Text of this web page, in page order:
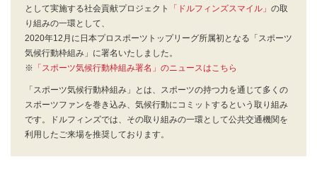
として実施する社会貢献プロジェクト
「ドルフィンズスマイル」 の取
り組みの一環として、
2020年12月に日本プロスポーツトップリーグ所属初となる「スポーツ
気候行動枠組み」に署名いたしました。
※ 「スポーツ気候行動枠組み署名」のニュースはこちら
「スポーツ気候行動枠組み」とは、スポーツの持つ力を通じて多くの
スポーツファンを巻き込み、気候行動にコミットするという取り組み
です。ドルフィンズでは、その取り組みの一環として公共交通機関を
利用したご来場を推奨しております。